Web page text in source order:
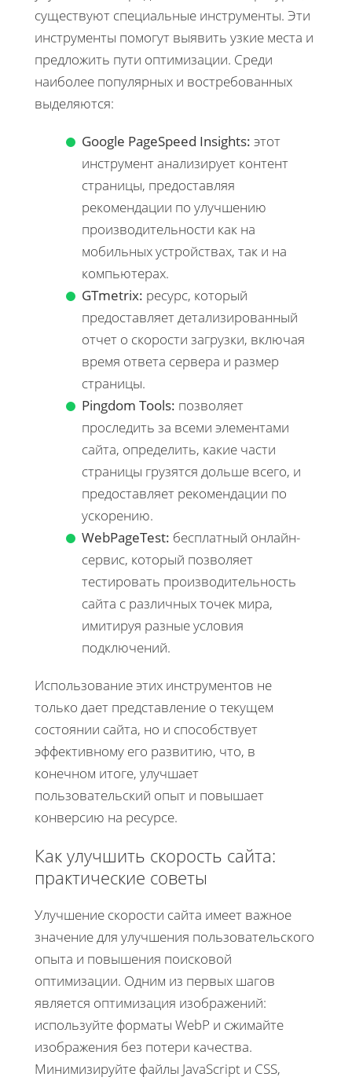
существуют специальные инструменты. Эти
инструменты помогут выявить узкие места и
предложить пути оптимизации. Среди
наиболее популярных и востребованных
выделяются:
Google PageSpeed Insights: этот
инструмент анализирует контент
страницы, предоставляя
рекомендации по улучшению
производительности как на
мобильных устройствах, так и на
компьютерах.
GTmetrix: ресурс, который
предоставляет детализированный
отчет о скорости загрузки, включая
время ответа сервера и размер
страницы.
Pingdom Tools: позволяет
проследить за всеми элементами
сайта, определить, какие части
страницы грузятся дольше всего, и
предоставляет рекомендации по
ускорению.
WebPageTest: бесплатный онлайн-
сервис, который позволяет
тестировать производительность
сайта с различных точек мира,
имитируя разные условия
подключений.
Использование этих инструментов не
только дает представление о текущем
состоянии сайта, но и способствует
эффективному его развитию, что, в
конечном итоге, улучшает
пользовательский опыт и повышает
конверсию на ресурсе.
Как улучшить скорость сайта:
практические советы
Улучшение скорости сайта имеет важное
значение для улучшения пользовательского
опыта и повышения поисковой
оптимизации. Одним из первых шагов
является оптимизация изображений:
используйте форматы WebP и сжимайте
изображения без потери качества.
Минимизируйте файлы JavaScript и CSS,